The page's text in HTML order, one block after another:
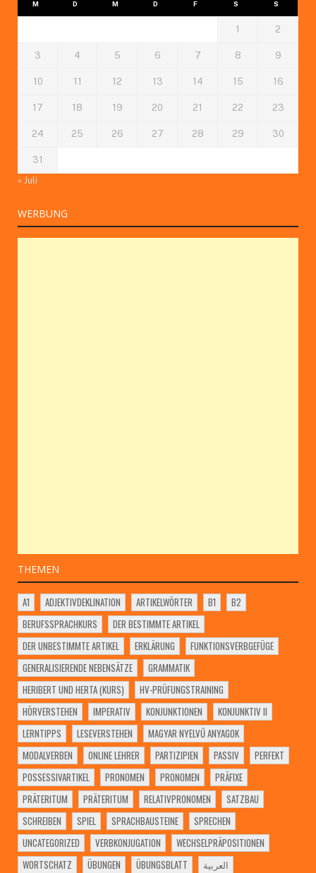
M D M D F S S
1 2
3 4 5 6 7 8 9
10 11 12 13 14 15 16
17 18 19 20 21 22 23
24 25 26 27 28 29 30
31
« Juli
WERBUNG
THEMEN
A1 ADJEKTIVDEKLINATION ARTIKELWÖRTER B1
B2
BERUFSSPRACHKURS
DER BESTIMMTE ARTIKEL
DER UNBESTIMMTE ARTIKEL
ERKLÄRUNG
FUNKTIONSVERBGEFÜGE
GENERALISIERENDE NEBENSÄTZE
GRAMMATIK
HERIBERT UND HERTA (KURS)
HV-PRÜFUNGSTRAINING
HÖRVERSTEHEN
IMPERATIV KONJUNKTIONEN
KONJUNKTIV II
LERNTIPPS
LESEVERSTEHEN
MAGYAR NYELVŰ ANYAGOK
MODALVERBEN
ONLINE LEHRER PARTIZIPIEN PASSIV
PERFEKT
POSSESSIVARTIKEL
PRONOMEN PRONOMEN
PRÄFIXE
PRÄTERITUM
PRÄTERITUM RELATIVPRONOMEN
SATZBAU
SCHREIBEN
SPIEL SPRACHBAUSTEINE
SPRECHEN
UNCATEGORIZED
VERBKONJUGATION
WECHSELPRÄPOSITIONEN
WORTSCHATZ
ÜBUNGEN ÜBUNGSBLATT العربية